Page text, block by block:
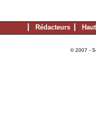
Rédacteurs
© 2007 -